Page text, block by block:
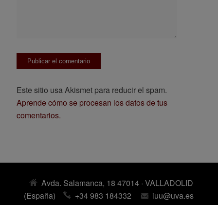
Este sitio usa Akismet para reducir el spam.
Aprende cómo se procesan los datos de tus
comentarios.
Avda. Salamanca, 18 47014 · VALLADOLID
(España)
+34 983 184332 iuu@uva.es